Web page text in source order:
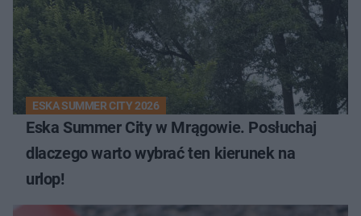
ESKA SUMMER CITY 2026
Eska Summer City w Mrągowie. Posłuchaj
dlaczego warto wybrać ten kierunek na
urlop!